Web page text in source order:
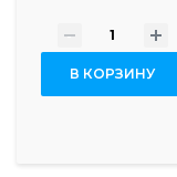
- +
В КОРЗИНУ